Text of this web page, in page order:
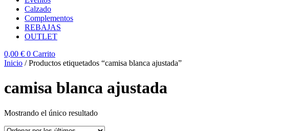
Calzado
Complementos
REBAJAS
OUTLET
0,00 € 0 Carrito
Inicio / Productos etiquetados “camisa blanca ajustada”
camisa blanca ajustada
Mostrando el único resultado